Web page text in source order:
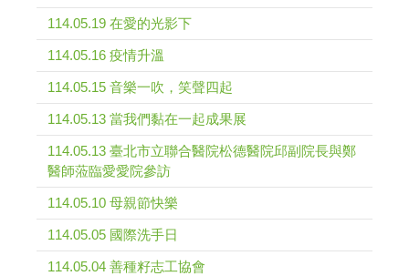
114.05.19 在愛的光影下
114.05.16 疫情升溫
114.05.15 音樂一吹，笑聲四起
114.05.13 當我們黏在一起成果展
114.05.13 臺北市立聯合醫院松德醫院邱副院長與鄭
醫師蒞臨愛愛院參訪
114.05.10 母親節快樂
114.05.05 國際洗手日
114.05.04 善種籽志工協會